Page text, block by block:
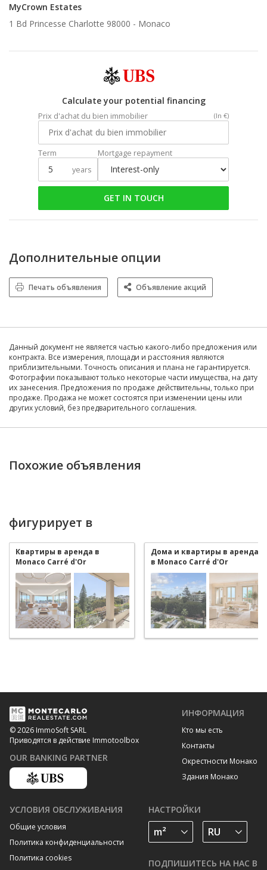
MyCrown Estates
1 Bd Princesse Charlotte 98000 - Monaco
Calculate your potential financing
Prix d'achat du bien immobilier (In €)
Term
years
Mortgage repayment
GET IN TOUCH
Дополнительные опции
Печать объявления Объявление акций
Данный документ не является частью какого-либо предложения или
контракта. Все измерения, площади и расстояния являются
приблизительными. Точность описания и плана не гарантируется.
Фотографии показывают только некоторые части имущества, на дату
их занесения. Предложения по продаже действительны, только при
продаже. Продажа не может состоятся при изменении цены или
других условий, без предварительного соглашения.
Похожие объявления
фигурирует в
Квартиры в аренда в
Monaco Carré d'Or
Дома и квартиры в аренда
в Monaco Carré d'Or
© 2026 ImmoSoft SARL
Приводятся в действие Immotoolbox
OUR BANKING PARTNER
ИНФОРМАЦИЯ
Кто мы есть
Контакты
Окрестности Монако
Здания Монако
УСЛОВИЯ ОБСЛУЖИВАНИЯ
Общие условия
Политика конфиденциальности
Политика cookies
НАСТРОЙКИ
ПОДПИШИТЕСЬ НА НАС В